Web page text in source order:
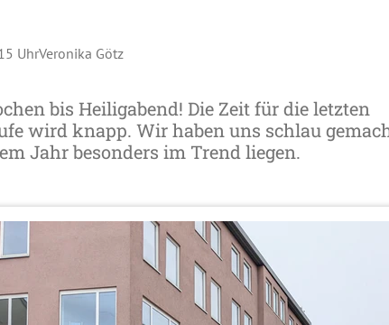
UhrVeronika Götz
bis Heiligabend! Die Zeit für die letzten
wird knapp. Wir haben uns schlau
Jahr besonders im Trend liegen.